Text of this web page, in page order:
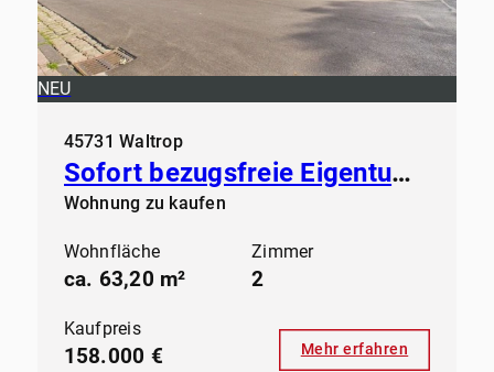
NEU
45731 Waltrop
Sofort bezugsfreie Eigentumswohnung in der Großen-Geist in Waltrop
Wohnung zu kaufen
Wohnfläche
ca. 63,20 m²
Zimmer
2
Kaufpreis
158.000 € Mehr erfahren